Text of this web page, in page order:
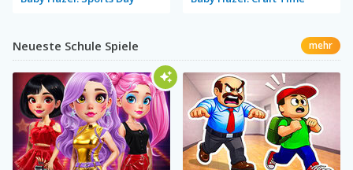
Neueste Schule Spiele mehr